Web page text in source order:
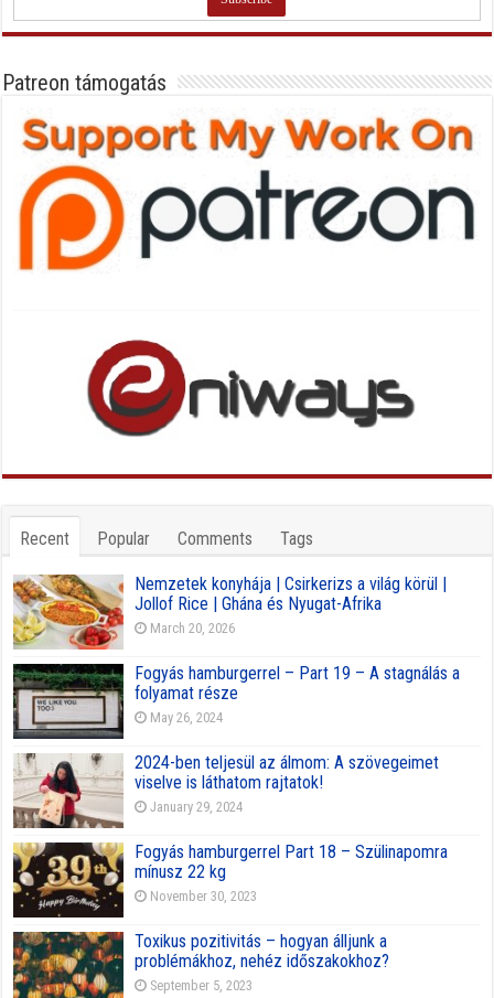
Patreon támogatás
Recent Popular Comments Tags
Nemzetek konyhája | Csirkerizs a világ körül |
Jollof Rice | Ghána és Nyugat-Afrika
March 20, 2026
Fogyás hamburgerrel – Part 19 – A stagnálás a
folyamat része
May 26, 2024
2024-ben teljesül az álmom: A szövegeimet
viselve is láthatom rajtatok!
January 29, 2024
Fogyás hamburgerrel Part 18 – Szülinapomra
mínusz 22 kg
November 30, 2023
Toxikus pozitivitás – hogyan álljunk a
problémákhoz, nehéz időszakokhoz?
September 5, 2023